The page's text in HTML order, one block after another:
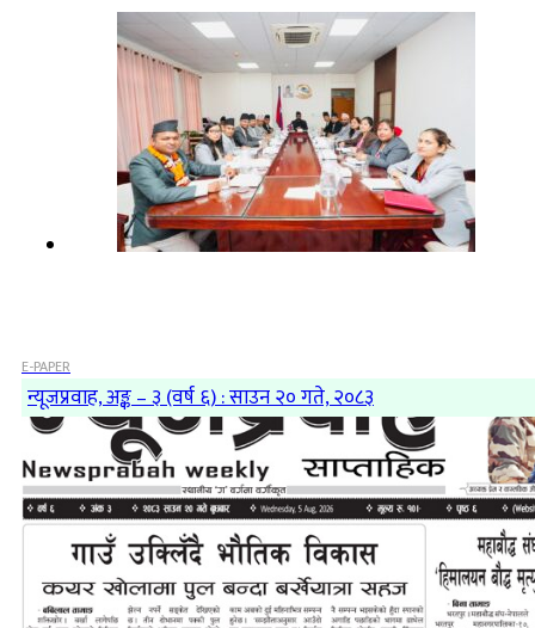
E-PAPER
न्यूजप्रवाह, अङ्क – ३ (वर्ष ६) : साउन २० गते, २०८३